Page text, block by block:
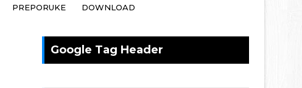
PREPORUKE DOWNLOAD
Google Tag Header